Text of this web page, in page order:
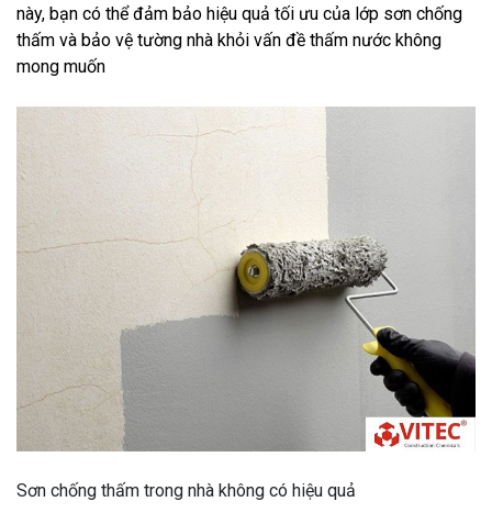
này, bạn có thể đảm bảo hiệu quả tối ưu của lớp sơn chống
thấm và bảo vệ tường nhà khỏi vấn đề thấm nước không
mong muốn
Sơn chống thấm trong nhà không có hiệu quả